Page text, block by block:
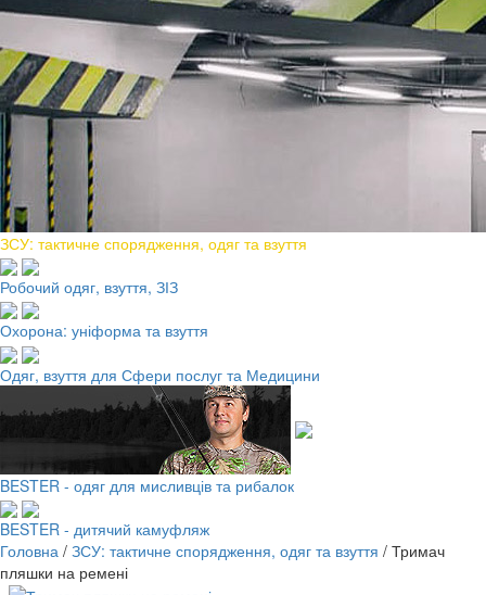
ЗСУ: тактичне спорядження, одяг та взуття
Робочий одяг, взуття, ЗІЗ
Охорона: уніформа та взуття
Одяг, взуття для Сфери послуг та Медицини
BESTER - одяг для мисливців та рибалок
BESTER - дитячий камуфляж
Головна / ЗСУ: тактичне спорядження, одяг та взуття / Тримач
пляшки на ремені